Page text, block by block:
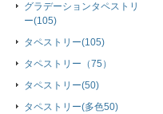
グラデーションタペストリ
ー(105)
タペストリー(105)
タペストリー（75）
タペストリー(50)
タペストリー(多色50)